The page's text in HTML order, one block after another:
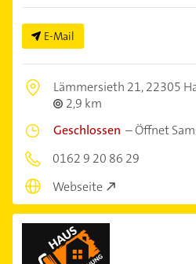
E-Mail
Lämmersieth 21,22305
2,9 km
Geschlossen –Öffnet
0162 9 20 86 29
Webseite